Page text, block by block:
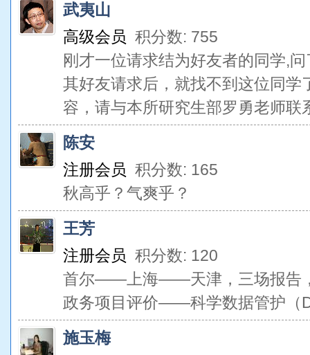
武夷山
高级会员 积分数: 755
刚才一位请求结为好友者的同学,
其好友请求后，就找不到这位同
容，请与本所研究生部罗勇老师联
陈安
注册会员 积分数: 165
秋高乎？气爽乎？
王芳
注册会员 积分数: 120
首尔——上海——天津，三场报告
政务项目评价——科学数据管护（
施玉梅